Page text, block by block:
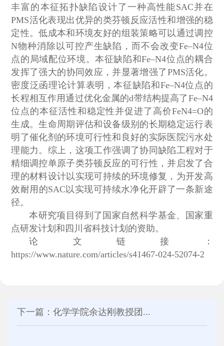
丰富的本征拓扑缺陷设计了一种高性能SAC并在
PMS活化表现出优异的类芬顿反应活性和增强的稳
定性。低成本和环境友好的组装策略可以通过调控
N物种消除以可控产生缺陷，而不会改变Fe–N4位
点的局域配位环境。本征缺陷和Fe–N4位点的耦合
发挥了强大的协同效应，并显著增强了PMS活化。
密度泛函理论计算表明，本征缺陷和Fe–N4位点的
长程相互作用通过优化金属的d带结构提高了Fe–N4
位点的本征活性和稳定性并促进了高价FeN4=O的
生成。生命周期评估和设备级别的长期稳定运行表
明了催化剂的环境可行性和良好的实际医院污水处
理能力。综上，这项工作强调了协同缺陷工程对于
精细调控单原子类芬顿反应的可行性，并启发了合
理的材料设计以实现可持续的环境修复，为开发高
效耐用的SAC以实现可持续水净化开辟了一条新途
径。
本研究项目得到了国家自然科学基金、国家重
点研发计划和四川省科技计划的资助。
论文链接：
https://www.nature.com/articles/s41467-024-52074-2
下一篇：化学学院余达刚教授团...